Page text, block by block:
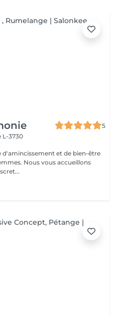
5
L-3730
d'amincissement et de bien-être